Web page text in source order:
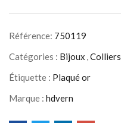
Référence: 750119
Catégories : Bijoux ,Colliers
Étiquette : Plaqué or
Marque : hdvern